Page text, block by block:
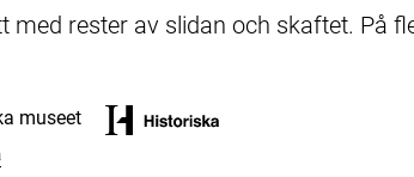
med rester av slidan och skaftet. På
museet